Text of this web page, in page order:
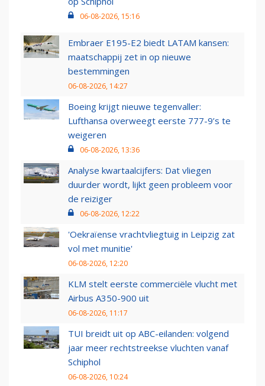
06-08-2026, 15:16
Embraer E195-E2 biedt LATAM kansen:
maatschappij zet in op nieuwe
bestemmingen
06-08-2026, 14:27
Boeing krijgt nieuwe tegenvaller:
Lufthansa overweegt eerste 777-9’s te
weigeren
06-08-2026, 13:36
Analyse kwartaalcijfers: Dat vliegen
duurder wordt, lijkt geen probleem voor
de reiziger
06-08-2026, 12:22
'Oekraïense vrachtvliegtuig in Leipzig zat
vol met munitie'
06-08-2026, 12:20
KLM stelt eerste commerciële vlucht met
Airbus A350-900 uit
06-08-2026, 11:17
TUI breidt uit op ABC-eilanden: volgend
jaar meer rechtstreekse vluchten vanaf
Schiphol
06-08-2026, 10:24